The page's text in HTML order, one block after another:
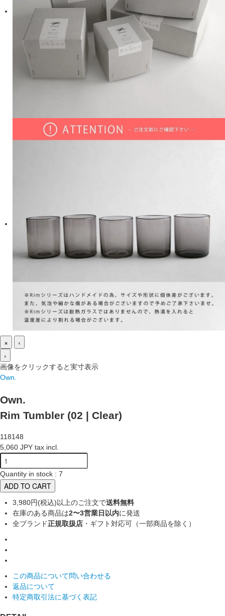
×
‹
›
画像をクリックすると実寸表示
Own.
Own.
Rim Tumbler (02 | Clear)
118148
5,060 JPY tax incl.
Quantity in stock : 7
ADD TO CART
3,980円(税込)以上のご注文で送料無料
在庫のある商品は2〜3営業日以内に発送
全ブランド正規取扱店 ・ギフト対応可（一部商品を除く）
この商品について問い合わせる
返品について
特定商取引法に基づく表記